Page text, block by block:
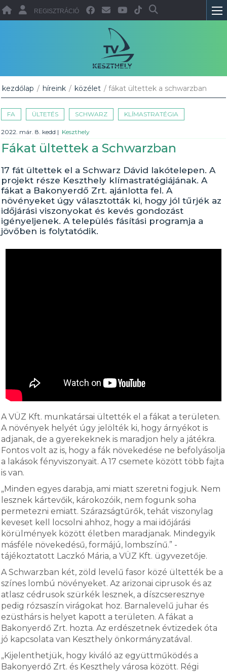
REGISZTRÁCIÓ
kezdőlap / híreink / közélet / fákat ültettek a schwarzban
FA ÜLTETÉS SCHWARZ KLÍMASTRATÉGIA
2022. már. 8. kedd | Keszthely
Fákat ültettek a Schwarzban
17 fát ültettek el a Schwarz Dávid lakótelepen. A
projekt része Keszthely klímastratégiájának. A
fákat a Bakonyerdő Zrt. ajánlotta fel. A
növényeket úgy választották ki, hogy jól tűrjék az
időjárási viszonyokat és kevés gondozást
igényeljenek. A település fásítási programja a
jövőben is folytatódik.
A VÜZ Kft. munkatársai ültették el a fákat a területen.
A növények helyét úgy jelölték ki, hogy árnyékot is
adjanak, de a gyerekeknek is maradjon hely a játékra.
Fontos volt az is, hogy a fák növekedése ne befolyásolja
a lakások fényviszonyait. A 17 csemete között több fajta
is van.
„Minden egyes darabja, ami miatt szeretni fogjuk. Nem
lesznek kártevőik, károkozóik, nem fogunk soha
permetezni emiatt. Szárazságtűrők, tehát viszonylag
keveset kell locsolni ahhoz, hogy a mai időjárási
körülmények között életben maradjanak. Mindegyik
másféle növekedésű, formájú, lombszínű.” -
tájékoztatott Laczkó Mária, a VÜZ Kft. ügyvezetője.
A Schwarzban két, zöld levelű fasor közé ültették be a
színes lombú növényeket. Az arizonai ciprusok és az
atlasz cédrusok szürkék lesznek, a díszcseresznye
pedig rózsaszín virágokat hoz. Barnalevelű juhar és
ezüsthárs is helyet kapott a területen. A fákat a
Bakonyerdő Zrt. hozta. Az erdészetnek évtizedek óta
jó kapcsolata van Keszthely önkormányzatával.
„Kijelenthetjük, hogy kiváló az együttműködés a
Bakonyerdő Zrt. és Keszthely városa között. Régi